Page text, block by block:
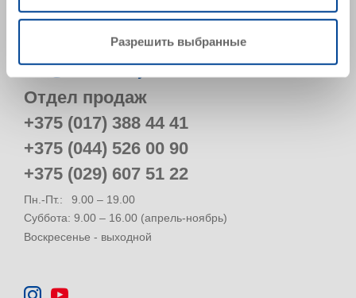
Разрешить выбранные
Belarus
info@remmers.by
Отдел продаж
+375 (017) 388 44 41
+375 (044) 526 00 90
+375 (029) 607 51 22
Пн.-Пт.:
9.00 – 19.00
Суббота: 9.00 – 16.00 (апрель-ноябрь)
Воскресенье - выходной